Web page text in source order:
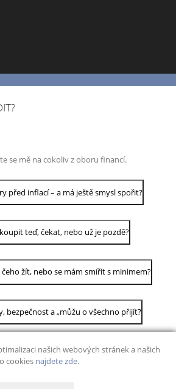
našich webových stránek a našich
cookies najdete zde.
se mě na cokoliv z oboru financí.
před inflací – a má ještě smysl spořit?
teď, čekat, nebo už je pozdě?
žít, nebo se mám smířit s minimem?
bezpečnost a „můžu o všechno přijít?